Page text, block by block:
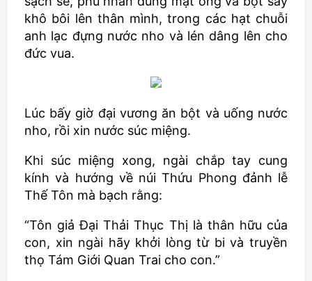
khô bôi lên thân mình, trong các hạt chuỗi
anh lạc đựng nước nho và lén dâng lên cho
đức vua.
Lúc bấy giờ đại vương ăn bột và uống nước
nho, rồi xin nước súc miệng.
Khi súc miệng xong, ngài chắp tay cung
kính và hướng về núi Thứu Phong đảnh lễ
Thế Tôn mà bạch rằng:
“Tôn giả Đại Thải Thục Thị là thân hữu của
con, xin ngài hãy khởi lòng từ bi và truyền
thọ Tám Giới Quan Trai cho con.”